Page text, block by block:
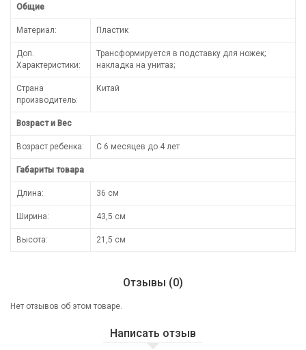
Общие
Материал: Пластик
Доп.
Характеристики:
Трансформируется в подставку для ножек;
накладка на унитаз;
Страна
производитель:
Китай
Возраст и Вес
Возраст ребенка: С 6 месяцев до 4 лет
Габариты товара
Длина: 36 см
Ширина: 43,5 см
Высота: 21,5 см
Отзывы (0)
Нет отзывов об этом товаре.
Написать отзыв